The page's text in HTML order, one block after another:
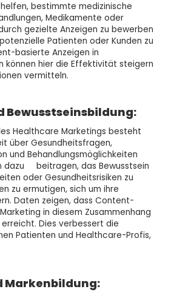
bestimmte medizinische
Medikamente oder
gezielte Anzeigen zu bewerben
Patienten oder Kunden zu
basierte Anzeigen in
können hier die Effektivität steigern
vermitteln.
Bewusstseinsbildung:
Healthcare Marketings besteht
über Gesundheitsfragen,
und Behandlungsmöglichkeiten
dazu beitragen, das Bewusstsein
oder Gesundheitsrisiken zu
zu ermutigen, sich um ihre
Daten zeigen, dass Content-
in diesem Zusammenhang
Dies verbessert die
Patienten und Healthcare-Profis,
Markenbildung: